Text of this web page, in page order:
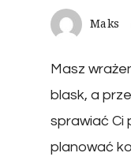
Maks
Masz
blask, a
sprawiać Ci
planować